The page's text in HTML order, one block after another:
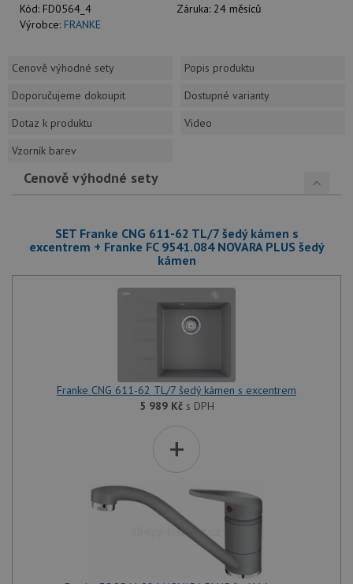
Kód: FD0564_4 Záruka: 24 měsíců
Výrobce: FRANKE
Cenově výhodné sety
Popis produktu
Doporučujeme dokoupit
Dostupné varianty
Dotaz k produktu
Video
Vzorník barev
Cenově výhodné sety
SET Franke CNG 611-62 TL/7 šedý kámen s
excentrem + Franke FC 9541.084 NOVARA PLUS šedý
kámen
Franke CNG 611-62 TL/7 šedý kámen s excentrem
5 989 Kčs DPH
+